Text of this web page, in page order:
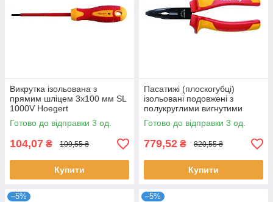
Викрутка ізольована з
прямим шліцем 3x100 мм SL
1000V Hoegert
Готово до відправки 3 од.
104,07 ₴ 109,55 ₴
Купити
Пасатижі (плоскогубці)
ізольовані подовжені з
полукруглими вигнутими
губками,1000V Hoegert
Готово до відправки 3 од.
779,52 ₴ 820,55 ₴
Купити
–5% –5%